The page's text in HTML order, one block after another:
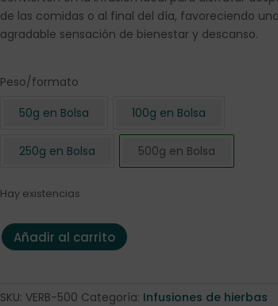
de las comidas o al final del día, favoreciendo
agradable sensación de bienestar y descanso.
Peso/formato
50g en Bolsa
100g en Bolsa
250g en Bolsa 500g en Bolsa
Hay existencias
Hojas de Verbena 500 gr. cantidad
Añadir al carrito
SKU: VERB-500 Categoría: Infusiones de hierbas